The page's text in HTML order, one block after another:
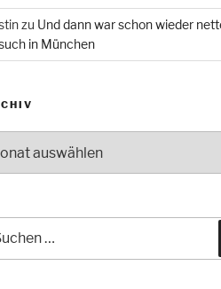
zu Und dann war schon wieder
in München